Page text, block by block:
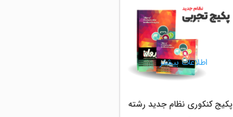
اطلاعات بیشتر
پکیج کنکوری نظام جدید رشته